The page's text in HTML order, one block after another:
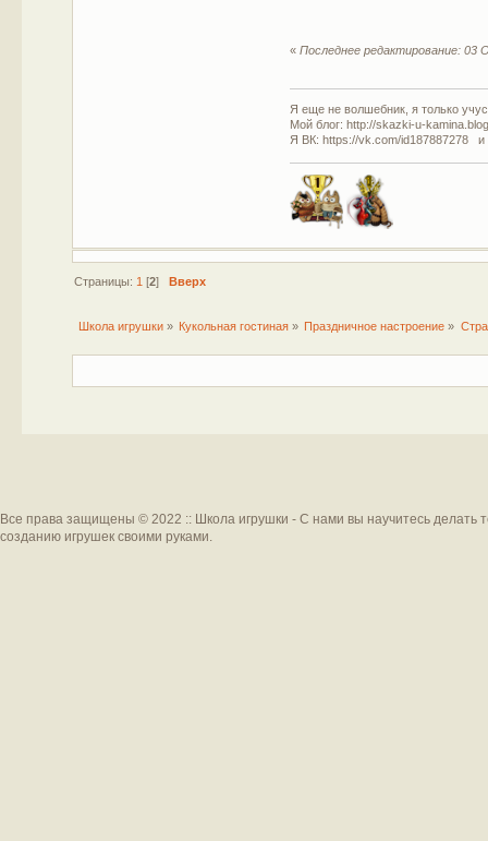
«Последнее редактирование: 03
Я еще не волшебник, я только
Мой блог: http://skazki-u-
Я ВК: https://vk.com/id187887278 и
Страницы: 1 [2] Вверх
Школа игрушки» Кукольная гостиная » Праздничное настроение »
Все права защищены © 2022 :: Школа игрушки - С нами вы научитесь делать
созданию игрушек своими руками.